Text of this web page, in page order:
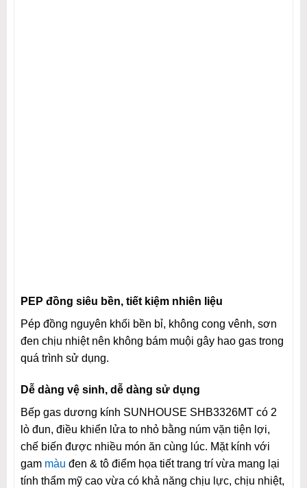
PEP đồng siêu bền, tiết kiệm nhiên liệu
Pép đồng nguyên khối bền bỉ, không cong vênh, sơn
đen chịu nhiệt nên không bám muội gây hao gas trong
quá trình sử dụng.
Dễ dàng vệ sinh, dễ dàng sử dụng
Bếp gas dương kính SUNHOUSE SHB3326MT có 2
lò đun, điều khiển lửa to nhỏ bằng núm vặn tiện lợi,
chế biến được nhiều món ăn cùng lúc. Mặt kính với
gam màu đen & tô điểm họa tiết trang trí vừa mang lại
tính thẩm mỹ cao vừa có khả năng chịu lực, chịu nhiệt,